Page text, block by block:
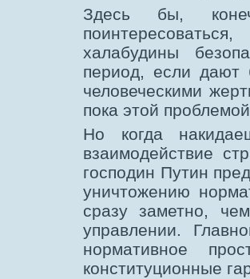
Здесь бы,
халабудины
период, если дают
человеческими
пока этой
Но когда
взаимодействие
господин Путин
уничтожению
сразу заметно,
управлении.
нормативное
конституционные